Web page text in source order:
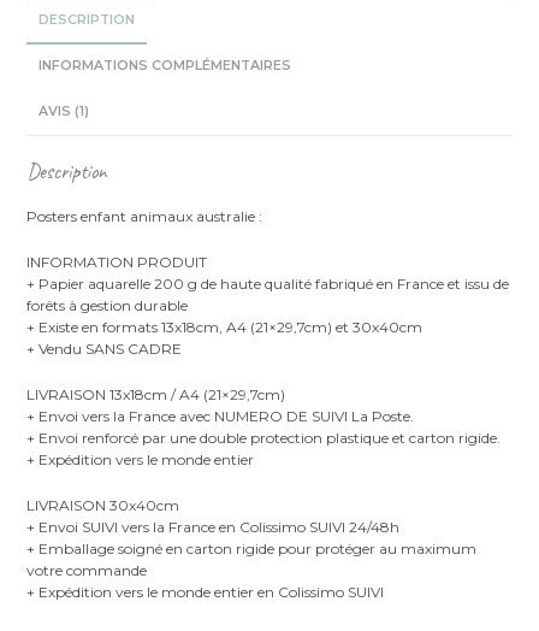
DESCRIPTION
INFORMATIONS COMPLÉMENTAIRES
AVIS (1)
Description
Posters enfant animaux australie :
INFORMATION PRODUIT
+ Papier aquarelle 200 g de haute qualité fabriqué en France et issu de
forêts à gestion durable
+ Existe en formats 13x18cm, A4 (21×29,7cm) et 30x40cm
+ Vendu SANS CADRE
LIVRAISON 13x18cm / A4 (21×29,7cm)
+ Envoi vers la France avec NUMERO DE SUIVI La Poste.
+ Envoi renforcé par une double protection plastique et carton rigide.
+ Expédition vers le monde entier
LIVRAISON 30x40cm
+ Envoi SUIVI vers la France en Colissimo SUIVI 24/48h
+ Emballage soigné en carton rigide pour protéger au maximum
votre commande
+ Expédition vers le monde entier en Colissimo SUIVI